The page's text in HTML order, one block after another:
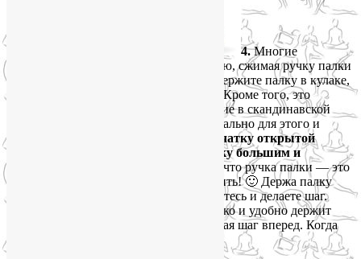
4.Многие
упираются на палку и отталкиваются ею, сжимая ручку палки
кулаком. Это неправильно. Когда вы держите палку в кулаке,
вы ограничиваете полет самой палки. Кроме того, это
лишняя нагрузка на кисть. Все движение в скандинавской
ходьбе идет через перчатку. Она специально для этого и
Опирайтесь на перчатку открытой
ладонью, слегка придерживайте палку большим и
Представьте, что ручка палки — это
птичка. Держите, стараясь ее не задушить! 🙂 Держа палку
таким образом, с прямой рукой, опираетесь и делаете шаг.
Кисть фиксированная, прямая, ее крепко и удобно держит
темляк. Повесьте руку на перчатке, делая шаг вперед. Когда